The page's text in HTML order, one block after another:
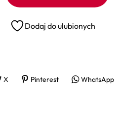
Dodaj do ulubionych
X Pinterest WhatsApp